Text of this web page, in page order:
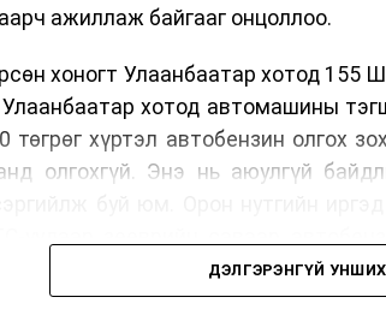
ажиллаж байгааг онцоллоо.
хоногт Улаанбаатар хотод 155
хотод автомашины
төгрөг хүртэл автобензин олгох
олгохгүй. Энэ нь аюулгүй
сондгой дугаараар
зохицуулалт энэ сарын 15-ны
ДЭЛГЭРЭНГҮЙ УНШИХ